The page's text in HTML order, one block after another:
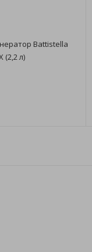
Battistella
(2,2 л)